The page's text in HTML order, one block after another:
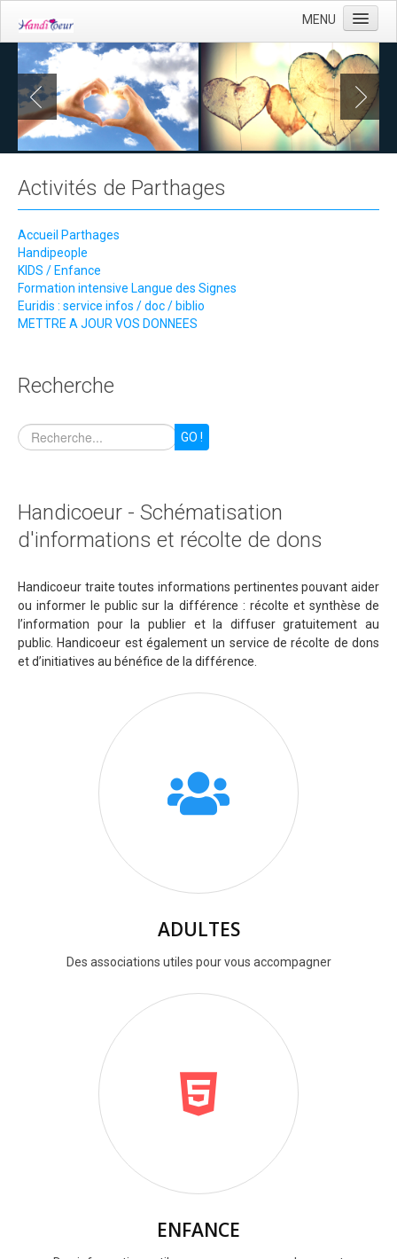
MENU
Accueil
Capjob
KIDS / Enfance
Adultes
Recherche de dons
CONTACT
CONTACTS UTILES
Activités de Parthages
Accueil Parthages
Handipeople
KIDS / Enfance
Formation intensive Langue des Signes
Euridis : service infos / doc / biblio
METTRE A JOUR VOS DONNEES
Recherche
GO !
Handicoeur - Schématisation
d'informations et récolte de dons
Handicoeur traite toutes informations pertinentes pouvant aider
ou informer le public sur la différence : récolte et synthèse de
l’information pour la publier et la diffuser gratuitement au
public. Handicoeur est également un service de récolte de dons
et d’initiatives au bénéfice de la différence.
ADULTES
Des associations utiles pour vous accompagner
ENFANCE